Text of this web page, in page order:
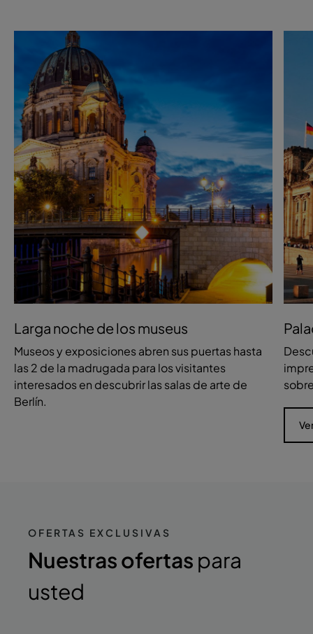
Larga noche de los museus
Museos y exposiciones abren sus puertas hasta
las 2 de la madrugada para los visitantes
interesados en descubrir las salas de arte de
Berlín.
OFERTAS EXCLUSIVAS
Nuestras ofertas para
usted